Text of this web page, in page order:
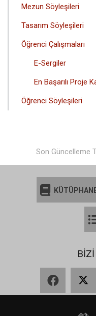
Mezun Söyleşileri
Tasarım Söyleşileri
Öğrenci Çalışmaları
E-Sergiler
En Başarılı Proje
Öğrenci Söyleşileri
Son Güncelleme